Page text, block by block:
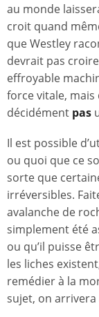
au monde
croit quand
que Westley
devrait pas
effroyable
force vitale, mais
décidément pas
Il est possible
ou quoi que ce
sorte que
irréversibles.
avalanche de
simplement été
ou qu’il puisse
les liches
remédier à la
sujet, on arrivera